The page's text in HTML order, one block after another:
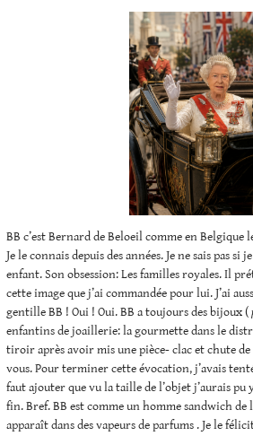
BB c’est Bernard de Beloeil comme en
Je le connais depuis des années. Je ne sais pas
enfant. Son obsession: Les familles royales. Il
cette image que j’ai commandée pour lui. J’ai
gentille BB ! Oui ! Oui. BB a toujours des bijoux (
enfantins de joaillerie: la gourmette dans le
tiroir après avoir mis une pièce- clac et chute
vous. Pour terminer cette évocation, j’avais
faut ajouter que vu la taille de l’objet j’aurais
fin. Bref. BB est comme un homme sandwich de
apparaît dans des vapeurs de parfums . Je le